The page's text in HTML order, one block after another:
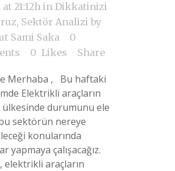
21:12h in Dikkatinizi
, Sektör Analizi by
Sami Saka
0
0 Likes Share
Merhaba , Bu haftaki
Elektrikli araçların
ülkesinde durumunu ele
sektörün nereye
konularında
yapmaya çalışacağız.
elektrikli araçların